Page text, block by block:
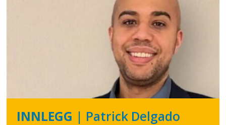
INNLEGG | Patrick Delgado